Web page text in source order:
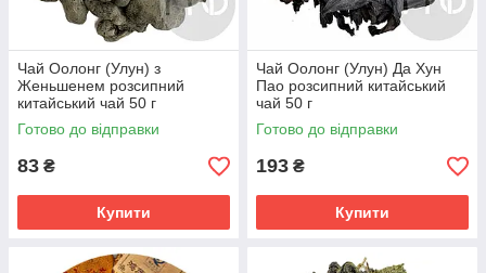
Чай Оолонг (Улун) з
Женьшенем розсипний
китайський чай 50 г
Готово до відправки
83 ₴
Купити
Чай Оолонг (Улун) Да Хун
Пао розсипний китайський
чай 50 г
Готово до відправки
193 ₴
Купити